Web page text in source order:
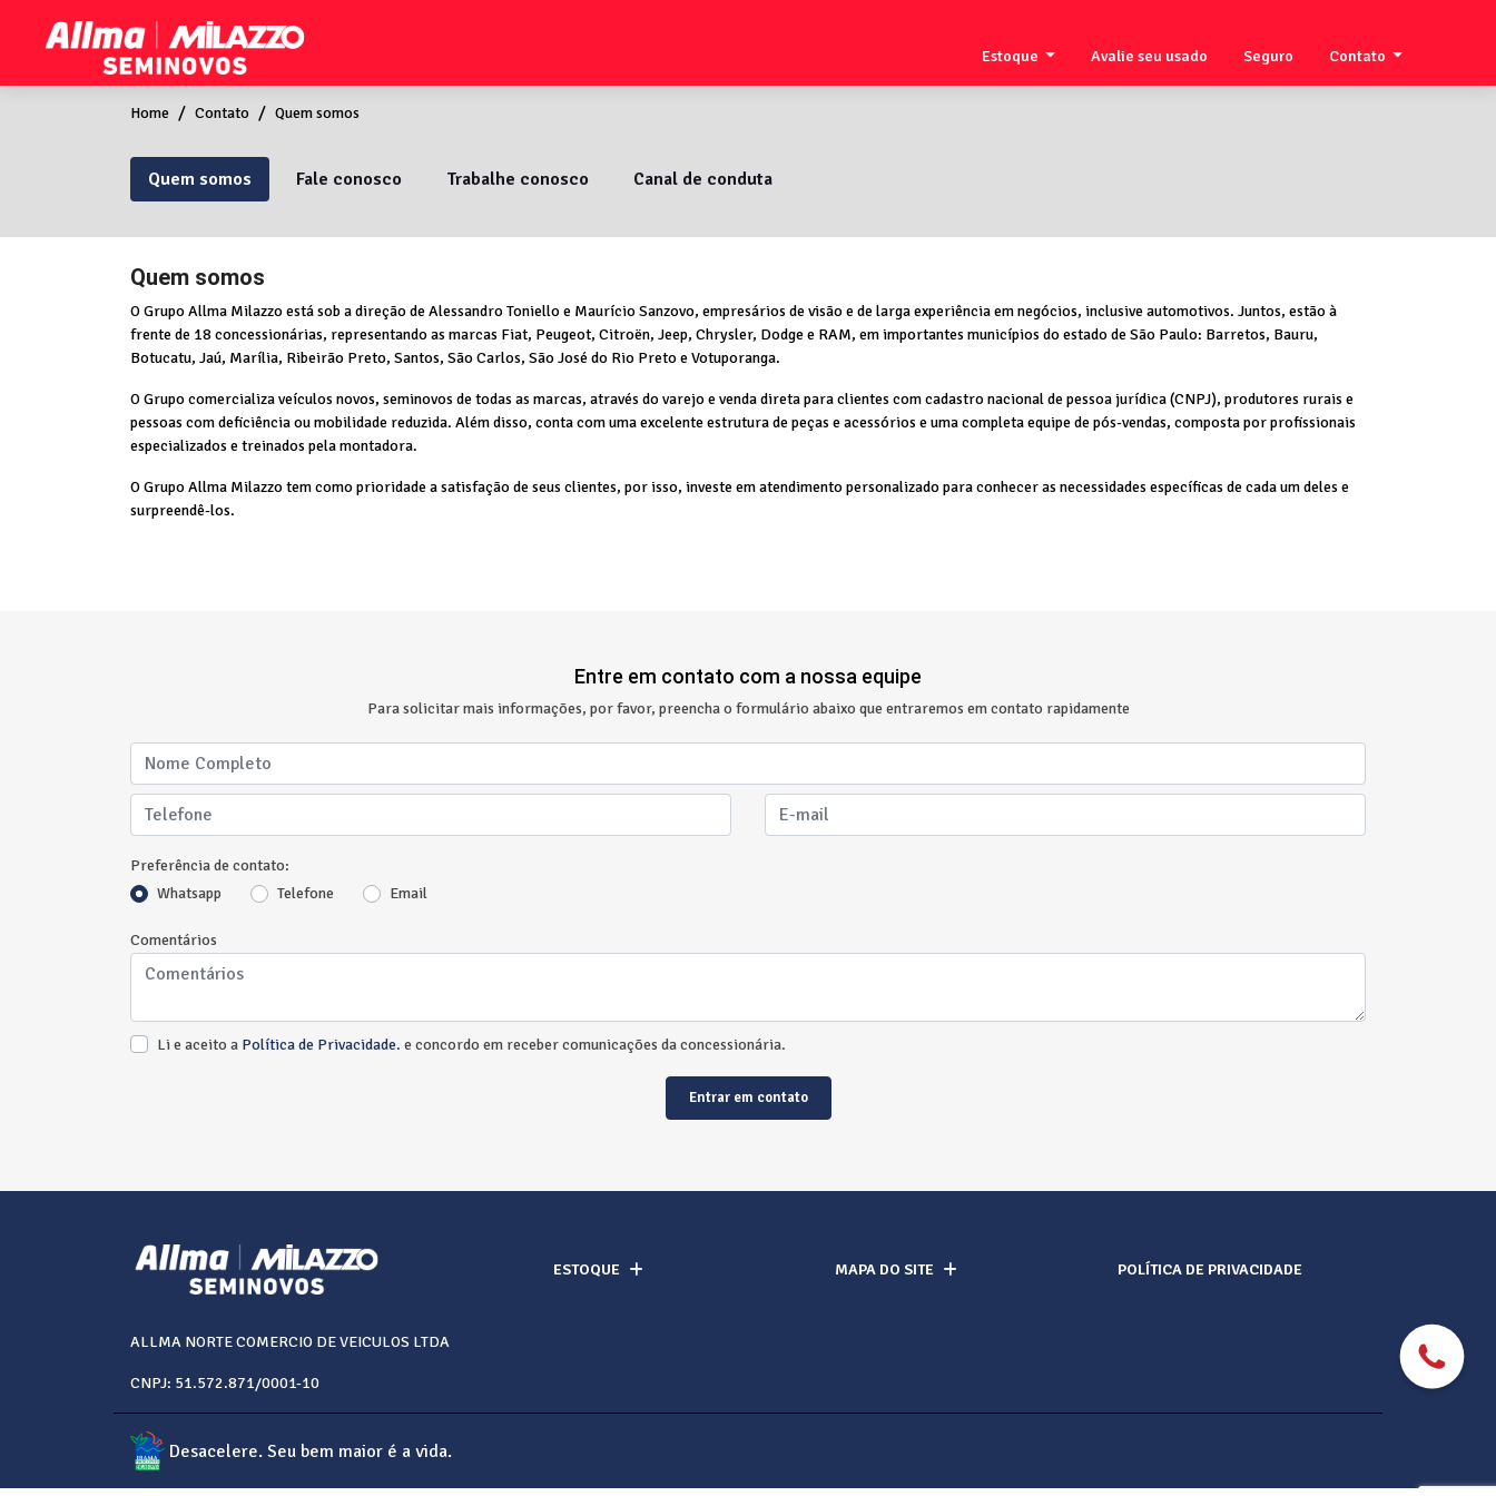
Estoque Avalie seu usado Seguro Contato
Home Contato Quem somos
Quem somos Fale conosco Trabalhe conosco Canal de conduta
Quem somos
O Grupo Allma Milazzo está sob a direção de Alessandro Toniello e Maurício Sanzovo, empresários de visão e de larga experiência em negócios, inclusive automotivos. Juntos, estão à
frente de 18 concessionárias, representando as marcas Fiat, Peugeot, Citroën, Jeep, Chrysler, Dodge e RAM, em importantes municípios do estado de São Paulo: Barretos, Bauru,
Botucatu, Jaú, Marília, Ribeirão Preto, Santos, São Carlos, São José do Rio Preto e Votuporanga.
O Grupo comercializa veículos novos, seminovos de todas as marcas, através do varejo e venda direta para clientes com cadastro nacional de pessoa jurídica (CNPJ), produtores rurais e
pessoas com deficiência ou mobilidade reduzida. Além disso, conta com uma excelente estrutura de peças e acessórios e uma completa equipe de pós-vendas, composta por profissionais
especializados e treinados pela montadora.
O Grupo Allma Milazzo tem como prioridade a satisfação de seus clientes, por isso, investe em atendimento personalizado para conhecer as necessidades específicas de cada um deles e
surpreendê-los.
Entre em contato com a nossa equipe
Para solicitar mais informações, por favor, preencha o formulário abaixo que entraremos em contato rapidamente
Preferência de contato:
Whatsapp
Telefone Email
Comentários
Li e aceito a Política de Privacidade. e concordo em receber comunicações da concessionária.
Entrar em contato
ESTOQUE MAPA DO SITE POLÍTICA DE PRIVACIDADE
ALLMA NORTE COMERCIO DE VEICULOS LTDA
CNPJ: 51.572.871/0001-10
Desacelere. Seu bem maior é a vida.